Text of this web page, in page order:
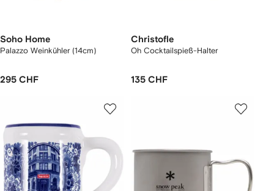
Soho Home
Palazzo Weinkühler (14cm)
295 CHF
Christofle
Oh Cocktailspieß-Halter
135 CHF